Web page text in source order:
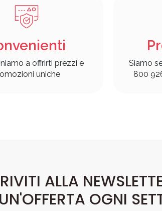
a offrirti prezzi e
uniche
Siamo
800
ALLA
UN'OFFERTA OGNI